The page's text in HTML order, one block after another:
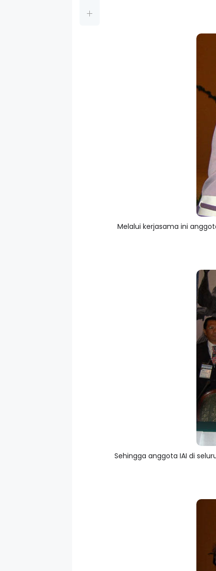
Melalui kerjasama ini
Sehingga anggota IAI di